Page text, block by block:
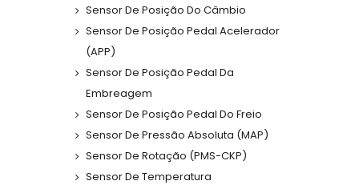
Sensor De Posição Do Câmbio
Sensor De Posição Pedal Acelerador
(APP)
Sensor De Posição Pedal Da
Embreagem
Sensor De Posição Pedal Do Freio
Sensor De Pressão Absoluta (MAP)
Sensor De Rotação (PMS-CKP)
Sensor De Temperatura